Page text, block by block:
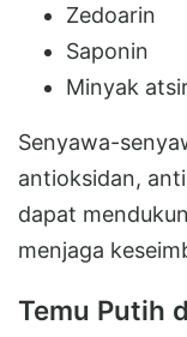
Zedoarin
Saponin
Minyak
Senyawa-
antioksidan,
dapat
menjaga
Temu Putih